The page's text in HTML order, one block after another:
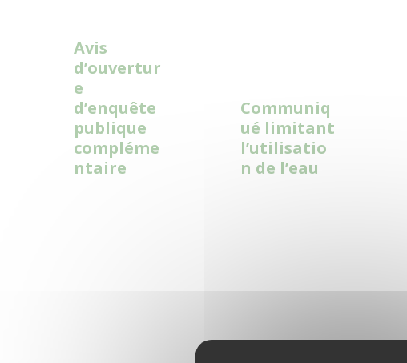
Avis
d’ouvertur
e
d’enquête
publique
compléme
ntaire
Communiq
ué limitant
l’utilisatio
n de l’eau